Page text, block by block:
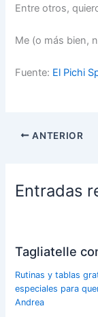
Entre otros,
Me (o más bien,
Fuente: El Pichi
ANTERIOR
Entradas
Tagliatelle
Rutinas y tablas
especiales para
Andrea